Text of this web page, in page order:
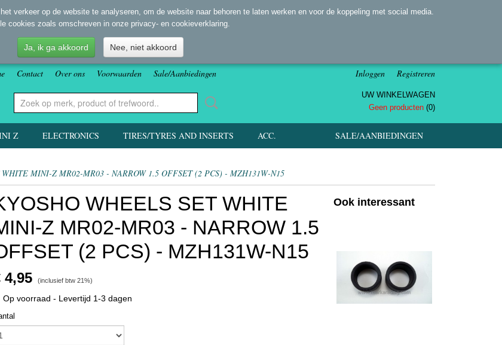
Contact Over ons Voorwaarden Sale/Aanbiedingen Inloggen Registreren
UW WINKELWAGEN
Geen producten (0)
SALE/AANBIEDINGEN
Z ELECTRONICS TIRES/TYRES AND INSERTS ACC.
WHITE MINI-Z MR02-MR03 - NARROW 1.5 OFFSET (2 PCS) - MZH131W-N15
WHEELS SET WHITE
Z MR02-MR03 - NARROW 1.5
(2 PCS) - MZH131W-N15
4,95 (inclusief btw 21%)
Op voorraad - Levertijd 1-3 dagen
Ook interessant
verkeer op de website te analyseren, om de website naar behoren te laten werken en voor de koppeling met social media.
cookies zoals omschreven in onze privacy- en cookieverklaring.
Ja, ik ga akkoord Nee, niet akkoord